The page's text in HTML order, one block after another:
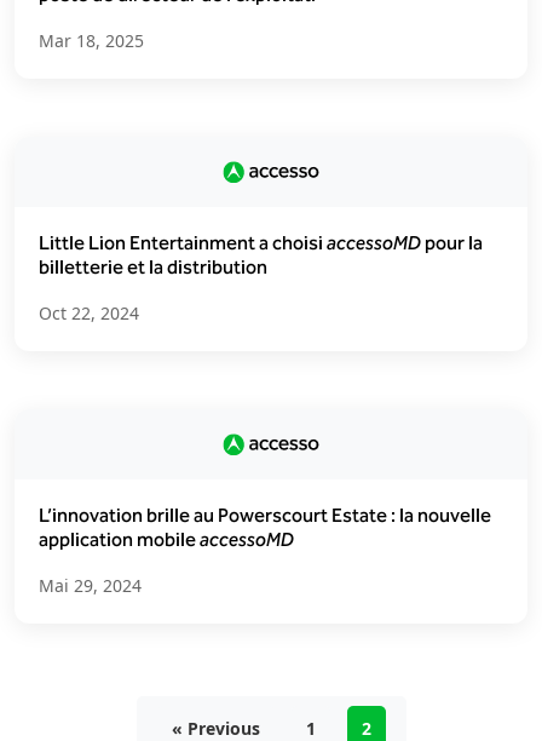
Mar 18, 2025
Little Lion Entertainment a choisi accessoMD pour la
billetterie et la distribution
Oct 22, 2024
L’innovation brille au Powerscourt Estate : la nouvelle
application mobileaccessoMD
Mai 29, 2024
« Previous 1 2